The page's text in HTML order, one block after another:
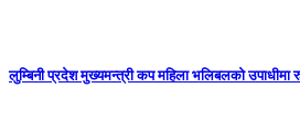
लुम्बिनी प्रदेश मुख्यमन्त्री कप महिला भलिबलकाे उपाधीमा